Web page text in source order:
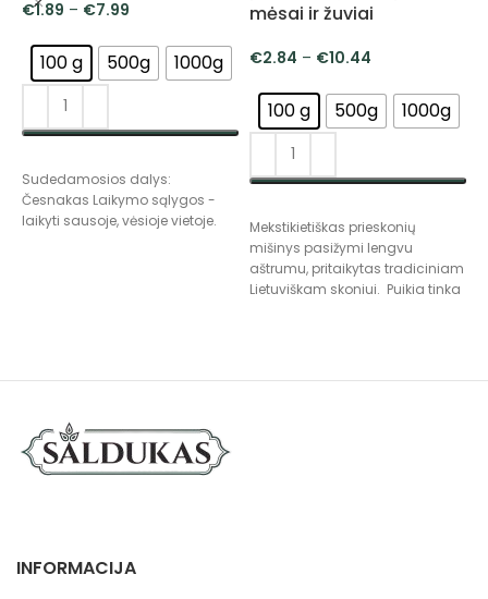
€1.89 – €7.99
100 g 500g 1000g
Sudedamosios dalys:
Česnakas Laikymo sąlygos -
laikyti sausoje, vėsioje vietoje.
mėsai ir žuviai
€2.84 – €10.44
100 g 500g 1000g
Mekstikietiškas prieskonių
mišinys pasižymi lengvu
aštrumu, pritaikytas tradiciniam
Lietuviškam skoniui. Puikia tinka
INFORMACIJA